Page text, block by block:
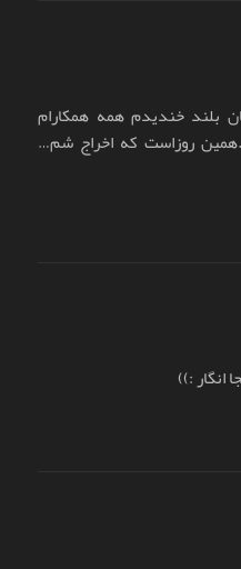
بلند خندیدم همه همکارام
روزاست که اخراج شم…
انگار :))